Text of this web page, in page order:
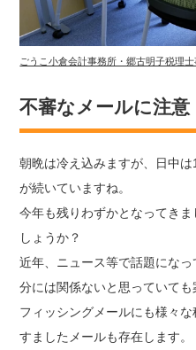
ごうこ小倉会計事務所・郷古明子税理
不審なメールに注意
朝晩は冷え込みますが、日中
が続いていますね。
今年も残りわずかとなってき
しょうか？
近年、ニュース等で話題にな
分には関係ないと思っていても
フィッシングメールにも様々
すましたメールも存在します。